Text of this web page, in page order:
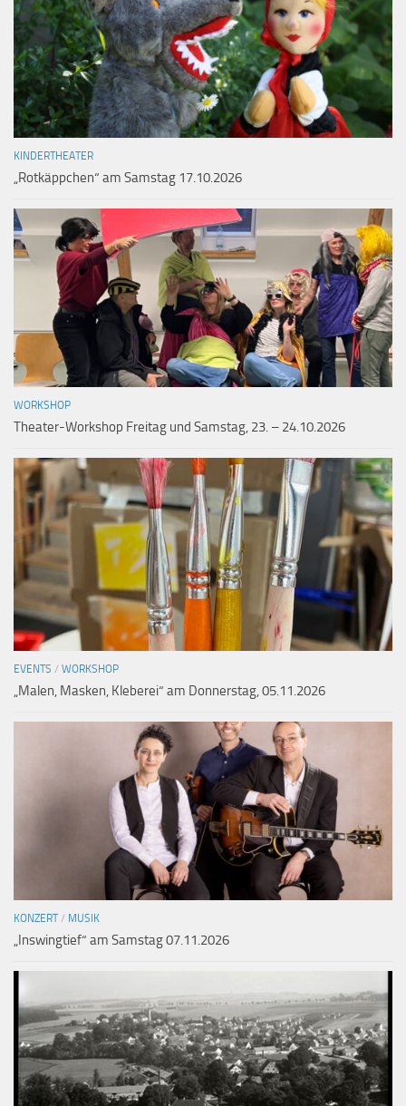
KINDERTHEATER
„Rotkäppchen“ am Samstag 17.10.2026
WORKSHOP
Theater-Workshop Freitag und Samstag, 23. – 24.10.2026
EVENTS / WORKSHOP
„Malen, Masken, Kleberei“ am Donnerstag, 05.11.2026
KONZERT/ MUSIK
„Inswingtief“ am Samstag 07.11.2026